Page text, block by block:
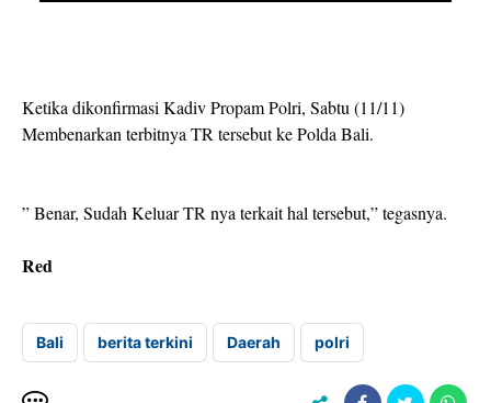
Ketika dikonfirmasi Kadiv Propam Polri, Sabtu (11/11)
Membenarkan terbitnya TR tersebut ke Polda Bali.
” Benar, Sudah Keluar TR nya terkait hal tersebut,” tegasnya.
Red
Bali berita terkini Daerah polri